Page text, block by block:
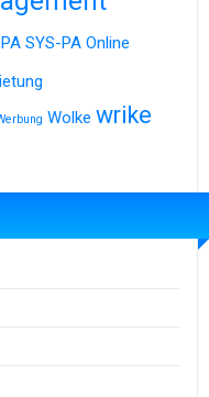
SYS-PA Online
Wolke wrike